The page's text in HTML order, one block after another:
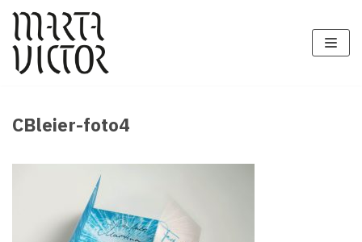
Zum
Inhalt
springen
CBleier-foto4